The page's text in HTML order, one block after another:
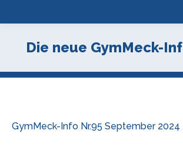
Die neue GymMeck-
GymMeck-Info Nr.95 September 2024